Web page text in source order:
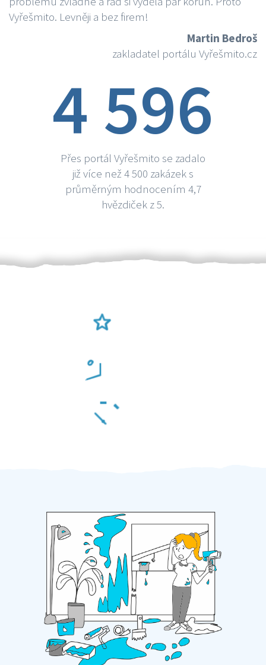
Vyřešmito. Levněji a bez firem!
Martin Bedroš
zakladatel portálu Vyřešmito.cz
4 596
Přes portál Vyřešmito se zadalo
již více než 4 500 zakázek s
průměrným hodnocením 4,7
hvězdiček z 5.